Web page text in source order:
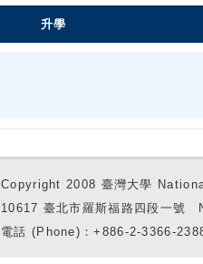
升學
Copyright 2008 臺灣大學
10617 臺北市羅斯福路四段一
電話 (Phone)：+886-2-3366-